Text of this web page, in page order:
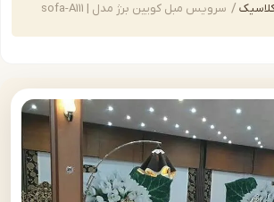
سرویس مبل کویین برژ مدل | sofa-A111